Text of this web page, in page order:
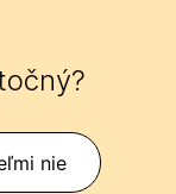
nie